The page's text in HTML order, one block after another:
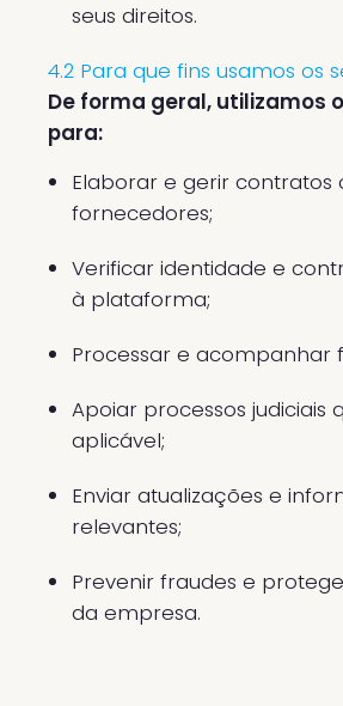
seus direitos.
4.2 Para que fins usamos os
De forma geral, utilizamos
para:
Elaborar e gerir contratos
fornecedores;
Verificar identidade e
à plataforma;
Processar e acompanhar
Apoiar processos judiciais
aplicável;
Enviar atualizações e
relevantes;
Prevenir fraudes e
da empresa.